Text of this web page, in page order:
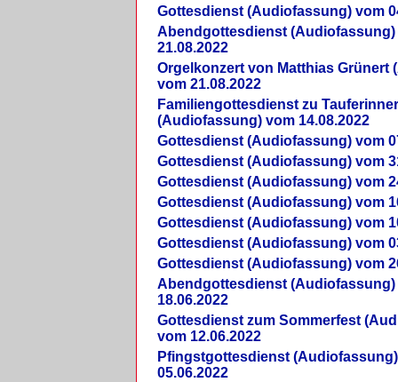
Gottesdienst (Audiofassung) vom
Abendgottesdienst (Audiofassung)
21.08.2022
Orgelkonzert von Matthias Grünert
vom 21.08.2022
Familiengottesdienst zu
(Audiofassung) vom 14.08.2022
Gottesdienst (Audiofassung) vom
Gottesdienst (Audiofassung) vom
Gottesdienst (Audiofassung) vom
Gottesdienst (Audiofassung) vom
Gottesdienst (Audiofassung) vom
Gottesdienst (Audiofassung) vom
Gottesdienst (Audiofassung) vom
Abendgottesdienst (Audiofassung)
18.06.2022
Gottesdienst zum Sommerfest
vom 12.06.2022
Pfingstgottesdienst
05.06.2022